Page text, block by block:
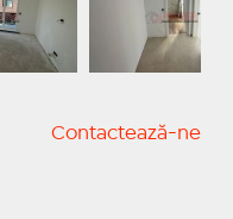
Contactează-ne